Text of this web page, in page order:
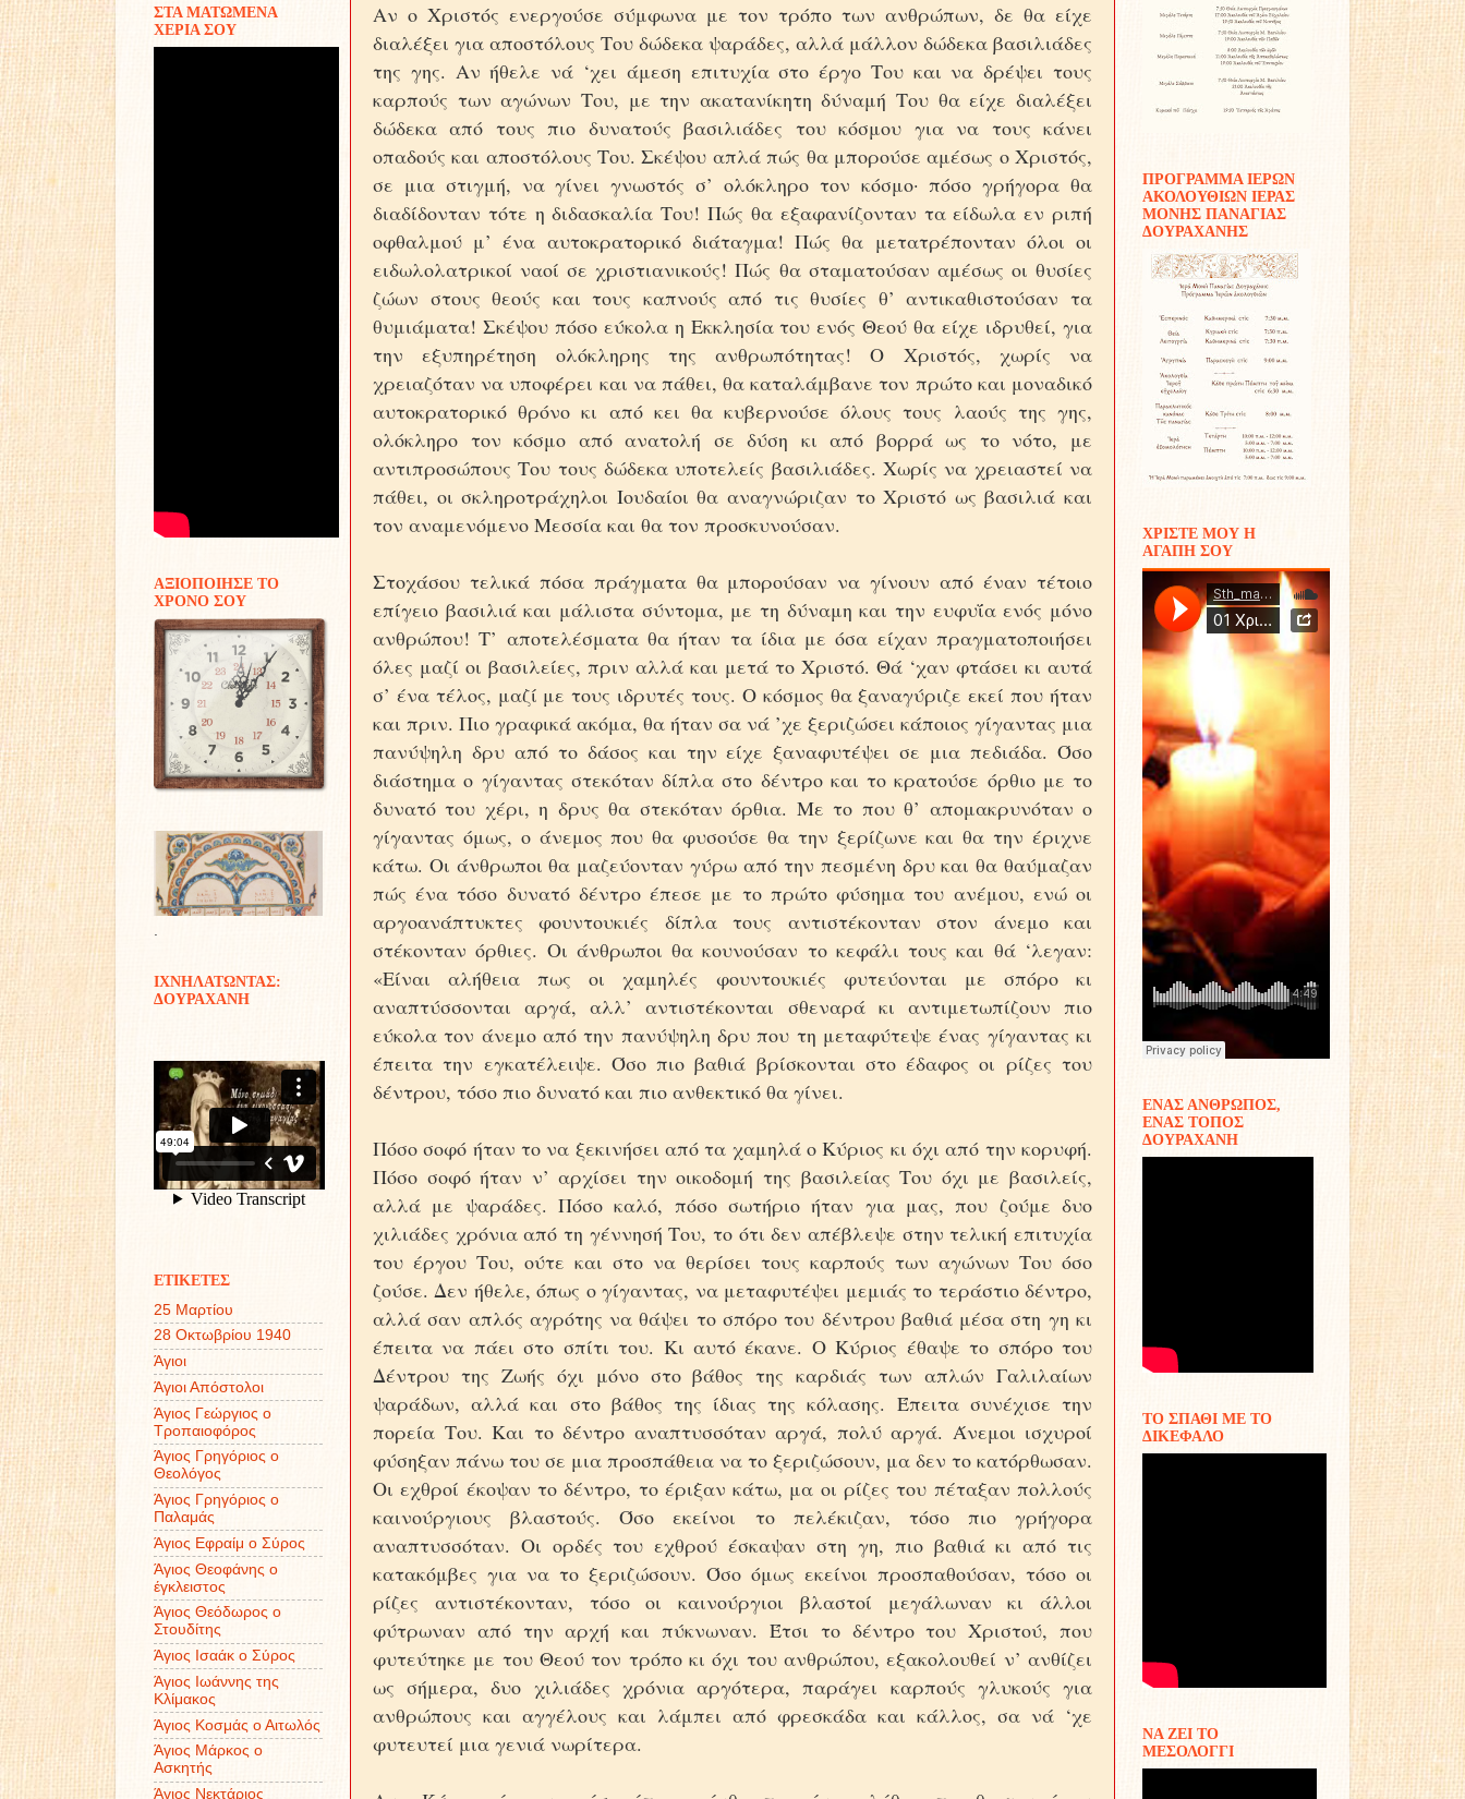
Αν ο Χριστός ενεργούσε σύμφωνα με τον τρόπο των ανθρώπων, δε θα είχε
διαλέξει για αποστόλους Του δώδεκα ψαράδες, αλλά μάλλον δώδεκα βασιλιάδες
της γης. Αν ήθελε νά ‘χει άμεση επιτυχία στο έργο Του και να δρέψει τους
καρπούς των αγώνων Του, με την ακατανίκητη δύναμή Του θα είχε διαλέξει
δώδεκα από τους πιο δυνατούς βασιλιάδες του κόσμου για να τους κάνει
οπαδούς και αποστόλους Του. Σκέψου απλά πώς θα μπορούσε αμέσως ο Χριστός,
σε μια στιγμή, να γίνει γνωστός σ’ ολόκληρο τον κόσμο· πόσο γρήγορα θα
διαδίδονταν τότε η διδασκαλία Του! Πώς θα εξαφανίζονταν τα είδωλα εν ριπή
οφθαλμού μ’ ένα αυτοκρατορικό διάταγμα! Πώς θα μετατρέπονταν όλοι οι
ειδωλολατρικοί ναοί σε χριστιανικούς! Πώς θα σταματούσαν αμέσως οι θυσίες
ζώων στους θεούς και τους καπνούς από τις θυσίες θ’ αντικαθιστούσαν τα
θυμιάματα! Σκέψου πόσο εύκολα η Εκκλησία του ενός Θεού θα είχε ιδρυθεί, για
την εξυπηρέτηση ολόκληρης της ανθρωπότητας! Ο Χριστός, χωρίς να
χρειαζόταν να υποφέρει και να πάθει, θα καταλάμβανε τον πρώτο και μοναδικό
αυτοκρατορικό θρόνο κι από κει θα κυβερνούσε όλους τους λαούς της γης,
ολόκληρο τον κόσμο από ανατολή σε δύση κι από βορρά ως το νότο, με
αντιπροσώπους Του τους δώδεκα υποτελείς βασιλιάδες. Χωρίς να χρειαστεί να
πάθει, οι σκληροτράχηλοι Ιουδαίοι θα αναγνώριζαν το Χριστό ως βασιλιά και
τον αναμενόμενο Μεσσία και θα τον προσκυνούσαν.
Στοχάσου τελικά πόσα πράγματα θα μπορούσαν να γίνουν από έναν τέτοιο
επίγειο βασιλιά και μάλιστα σύντομα, με τη δύναμη και την ευφυΐα ενός μόνο
ανθρώπου! Τ’ αποτελέσματα θα ήταν τα ίδια με όσα είχαν πραγματοποιήσει
όλες μαζί οι βασιλείες, πριν αλλά και μετά το Χριστό. Θά ‘χαν φτάσει κι αυτά
σ’ ένα τέλος, μαζί με τους ιδρυτές τους. Ο κόσμος θα ξαναγύριζε εκεί που ήταν
και πριν. Πιο γραφικά ακόμα, θα ήταν σα νά ’χε ξεριζώσει κάποιος γίγαντας μια
πανύψηλη δρυ από το δάσος και την είχε ξαναφυτέψει σε μια πεδιάδα. Όσο
διάστημα ο γίγαντας στεκόταν δίπλα στο δέντρο και το κρατούσε όρθιο με το
δυνατό του χέρι, η δρυς θα στεκόταν όρθια. Με το που θ’ απομακρυνόταν ο
γίγαντας όμως, ο άνεμος που θα φυσούσε θα την ξερίζωνε και θα την έριχνε
κάτω. Οι άνθρωποι θα μαζεύονταν γύρω από την πεσμένη δρυ και θα θαύμαζαν
πώς ένα τόσο δυνατό δέντρο έπεσε με το πρώτο φύσημα του ανέμου, ενώ οι
αργοανάπτυκτες φουντουκιές δίπλα τους αντιστέκονταν στον άνεμο και
στέκονταν όρθιες. Οι άνθρωποι θα κουνούσαν το κεφάλι τους και θά ‘λεγαν:
«Είναι αλήθεια πως οι χαμηλές φουντουκιές φυτεύονται με σπόρο κι
αναπτύσσονται αργά, αλλ’ αντιστέκονται σθεναρά κι αντιμετωπίζουν πιο
εύκολα τον άνεμο από την πανύψηλη δρυ που τη μεταφύτεψε ένας γίγαντας κι
έπειτα την εγκατέλειψε. Όσο πιο βαθιά βρίσκονται στο έδαφος οι ρίζες του
δέντρου, τόσο πιο δυνατό και πιο ανθεκτικό θα γίνει.
Πόσο σοφό ήταν το να ξεκινήσει από τα χαμηλά ο Κύριος κι όχι από την κορυφή.
Πόσο σοφό ήταν ν’ αρχίσει την οικοδομή της βασιλείας Του όχι με βασιλείς,
αλλά με ψαράδες. Πόσο καλό, πόσο σωτήριο ήταν για μας, που ζούμε δυο
χιλιάδες χρόνια από τη γέννησή Του, το ότι δεν απέβλεψε στην τελική επιτυχία
του έργου Του, ούτε και στο να θερίσει τους καρπούς των αγώνων Του όσο
ζούσε. Δεν ήθελε, όπως ο γίγαντας, να μεταφυτέψει μεμιάς το τεράστιο δέντρο,
αλλά σαν απλός αγρότης να θάψει το σπόρο του δέντρου βαθιά μέσα στη γη κι
έπειτα να πάει στο σπίτι του. Κι αυτό έκανε. Ο Κύριος έθαψε το σπόρο του
Δέντρου της Ζωής όχι μόνο στο βάθος της καρδιάς των απλών Γαλιλαίων
ψαράδων, αλλά και στο βάθος της ίδιας της κόλασης. Έπειτα συνέχισε την
πορεία Του. Και το δέντρο αναπτυσσόταν αργά, πολύ αργά. Άνεμοι ισχυροί
φύσηξαν πάνω του σε μια προσπάθεια να το ξεριζώσουν, μα δεν το κατόρθωσαν.
Οι εχθροί έκοψαν το δέντρο, το έριξαν κάτω, μα οι ρίζες του πέταξαν πολλούς
καινούργιους βλαστούς. Όσο εκείνοι το πελέκιζαν, τόσο πιο γρήγορα
αναπτυσσόταν. Οι ορδές του εχθρού έσκαψαν στη γη, πιο βαθιά κι από τις
κατακόμβες για να το ξεριζώσουν. Όσο όμως εκείνοι προσπαθούσαν, τόσο οι
ρίζες αντιστέκονταν, τόσο οι καινούργιοι βλαστοί μεγάλωναν κι άλλοι
φύτρωναν από την αρχή και πύκνωναν. Έτσι το δέντρο του Χριστού, που
φυτεύτηκε με του Θεού τον τρόπο κι όχι του ανθρώπου, εξακολουθεί ν’ ανθίζει
ως σήμερα, δυο χιλιάδες χρόνια αργότερα, παράγει καρπούς γλυκούς για
ανθρώπους και αγγέλους και λάμπει από φρεσκάδα και κάλλος, σα νά ‘χε
φυτευτεί μια γενιά νωρίτερα.
ΣΤΑ ΜΑΤΩΜΕΝΑ
ΧΕΡΙΑ ΣΟΥ
ΑΞΙΟΠΟΙΗΣΕ ΤΟ
ΧΡΟΝΟ ΣΟΥ
.
ΙΧΝΗΛΑΤΩΝΤΑΣ:
ΔΟΥΡΑΧΑΝΗ
ΕΤΙΚΕΤΕΣ
25 Μαρτίου
28 Οκτωβρίου 1940
Άγιοι
Άγιοι Απόστολοι
Άγιος Γεώργιος ο
Τροπαιοφόρος
Άγιος Γρηγόριος ο
Θεολόγος
Άγιος Γρηγόριος ο
Παλαμάς
Άγιος Εφραίμ ο Σύρος
Άγιος Θεοφάνης ο
έγκλειστος
Άγιος Θεόδωρος ο
Στουδίτης
Άγιος Ισαάκ ο Σύρος
Άγιος Ιωάννης της
Κλίμακος
Άγιος Κοσμάς ο Αιτωλός
Άγιος Μάρκος ο
Ασκητής
Άγιος Νεκτάριος
ΠΡΟΓΡΑΜΜΑ ΙΕΡΩΝ
ΑΚΟΛΟΥΘΙΩΝ ΙΕΡΑΣ
ΜΟΝΗΣ ΠΑΝΑΓΙΑΣ
ΔΟΥΡΑΧΑΝΗΣ
ΧΡΙΣΤΕ ΜΟΥ Η
ΑΓΑΠΗ ΣΟΥ
ΕΝΑΣ ΑΝΘΡΩΠΟΣ,
ΕΝΑΣ ΤΟΠΟΣ
ΔΟΥΡΑΧΑΝΗ
ΤΟ ΣΠΑΘΙ ΜΕ ΤΟ
ΔΙΚΕΦΑΛΟ
ΝΑ ΖΕΙ ΤΟ
ΜΕΣΟΛΟΓΓΙ